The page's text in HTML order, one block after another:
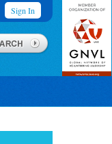
Sign In